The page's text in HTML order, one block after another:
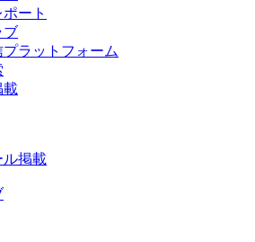
ート
ブ
ラットフォーム
載
ル掲載